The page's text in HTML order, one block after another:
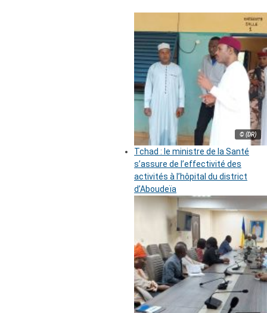
© (DR)
Tchad : le ministre de la Santé
s’assure de l’effectivité des
activités à l’hôpital du district
d’Aboudeïa